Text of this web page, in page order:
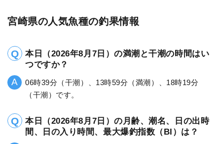
宮崎県の人気魚種の釣果情報
本日（2026年8月7日）の満潮と干潮の時間はい
つですか？
06時39分（干潮）、13時59分（満潮）、18時19分
（干潮）です。
本日（2026年8月7日）の月齢、潮名、日の出時
間、日の入り時間、最大爆釣指数（BI）は？